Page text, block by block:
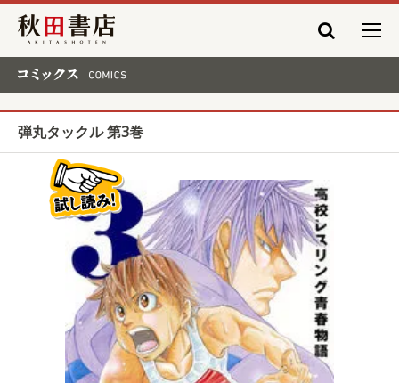
秋田書店
弾丸タックル 第3巻